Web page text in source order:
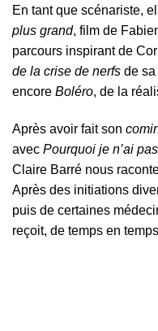
En tant que scénariste,
plus grand, film de
parcours inspirant de
de la crise de nerfs de sa
encore Boléro, de la
Après avoir fait son
avec Pourquoi je n’ai
Claire Barré nous
Après des initiations
puis de certaines
reçoit, de temps en